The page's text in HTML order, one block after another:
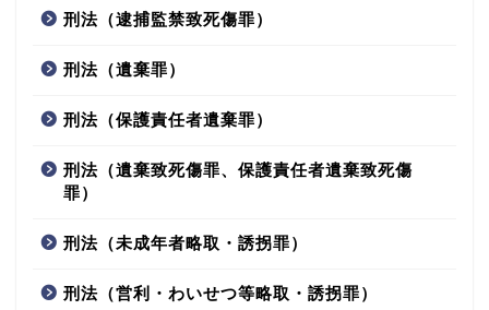
刑法（逮捕監禁致死傷罪）
刑法（遺棄罪）
刑法（保護責任者遺棄罪）
刑法（遺棄致死傷罪、保護責任者遺棄致死傷
罪）
刑法（未成年者略取・誘拐罪）
刑法（営利・わいせつ等略取・誘拐罪）